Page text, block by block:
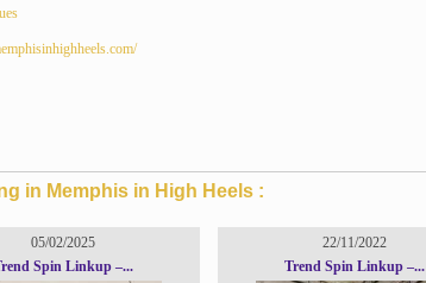
in Memphis in High Heels :
05/02/2025
Spin Linkup –...
22/11/2022
Trend Spin Linkup –...